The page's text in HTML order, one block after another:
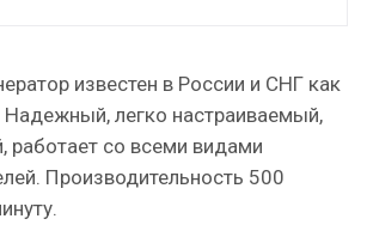
известен в России и СНГ как
Надежный, легко настраиваемый,
работает со всеми видами
Производительность 500